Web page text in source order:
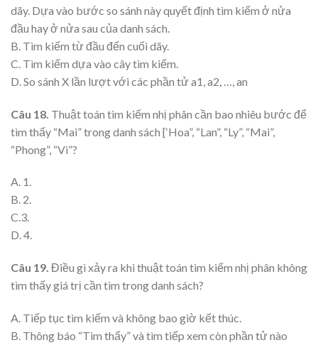
dãy. Dựa vào bước so sánh này quyết định tìm kiếm ở nửa
đầu hay ở nửa sau của danh sách.
B. Tìm kiếm từ đầu đến cuối dãy.
C. Tìm kiếm dựa vào cây tìm kiếm.
D. So sánh X lần lượt với các phần tử a1, a2, …, an
Câu 18. Thuật toán tìm kiếm nhị phân cần bao nhiêu bước để
tìm thấy “Mai” trong danh sách [‘Hoa”, “Lan”, “Ly”, “Mai”,
“Phong”, “Vi”?
A. 1.
B. 2.
C.3.
D. 4.
Câu 19. Điều gì xảy ra khi thuật toán tìm kiếm nhị phân không
tìm thấy giá trị cần tìm trong danh sách?
A. Tiếp tục tìm kiếm và không bao giờ kết thúc.
B. Thông báo “Tìm thấy” và tìm tiếp xem còn phần tử nào